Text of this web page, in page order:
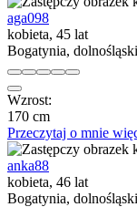
aga098
kobieta, 45 lat
Bogatynia,
Wzrost:
170 cm
Przeczytaj o mnie
anka88
kobieta, 46 lat
Bogatynia,